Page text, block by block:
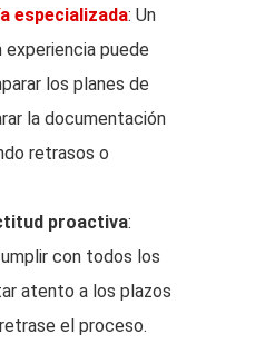
especializada: Un
puede
los planes de
la documentación
retrasos o
proactiva:
con todos los
atento a los plazos
el proceso.